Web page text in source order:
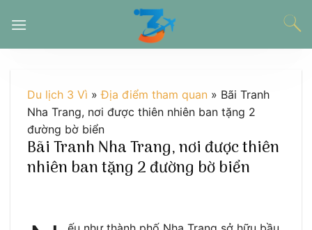
đến
Du lịch 3 Vì »Địa điểm tham quan » Bãi Tranh
Nha Trang, nơi được thiên nhiên ban tặng 2
đường bờ biển
Bãi Tranh Nha Trang, nơi được thiên
nhiên ban tặng 2 đường bờ biển